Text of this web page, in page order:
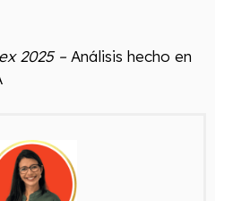
2025 – Análisis hecho en